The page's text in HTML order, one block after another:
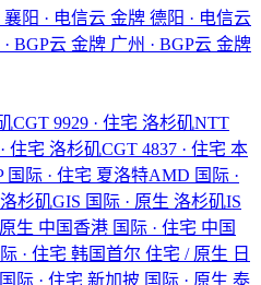
襄阳 · 电信云 金牌 德阳 · 电信云
BGP云 金牌 广州 · BGP云 金牌
CGT 9929 · 住宅 洛杉矶NTT
住宅 洛杉矶CGT 4837 · 住宅 本
国际 · 住宅 夏洛特AMD 国际 ·
洛杉矶GIS 国际 · 原生 洛杉矶IS
生 中国香港 国际 · 住宅 中国
· 住宅 韩国首尔 住宅 / 原生 日
国际 · 住宅 新加披 国际 · 原生 泰